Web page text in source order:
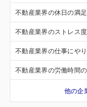
不動産業界の休日の満
不動産業界のストレス
不動産業界の仕事にや
不動産業界の労働時間
他の企